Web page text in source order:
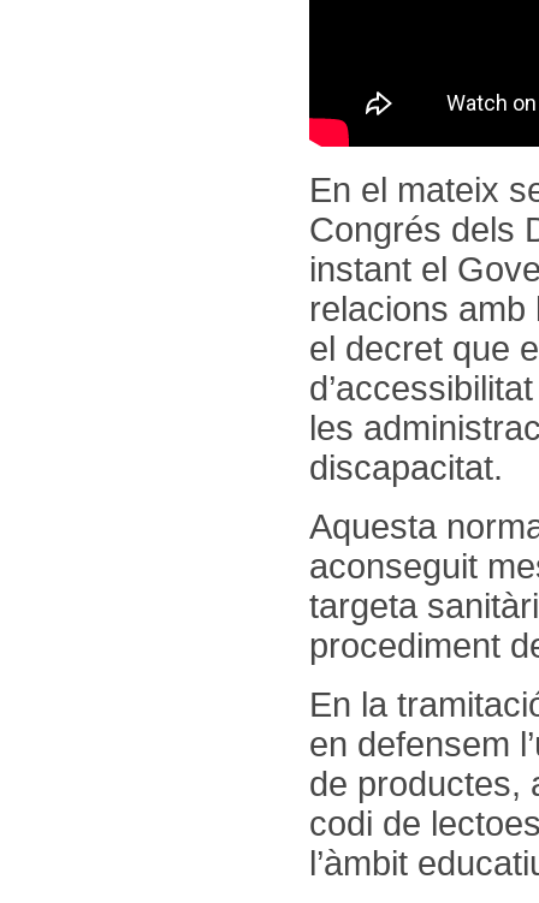
En el mateix
Congrés dels
instant el
relacions amb
el decret que
les
discapacitat.
Aquesta
aconseguit
targeta
procediment
En la
en defensem
de productes,
codi de
l’àmbit